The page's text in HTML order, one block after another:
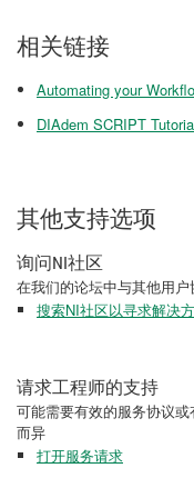
相关链接
Automating your
DIAdem SCRIPT
其他支持选项
询问NI社区
在我们的论坛中与其他用户
搜索NI社区以寻求解决
请求工程师的支持
可能需要有效的服务协议
而异
打开服务请求